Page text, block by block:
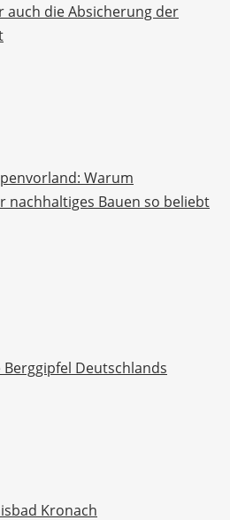
die Absicherung der
Warum
nachhaltiges Bauen so beliebt
Deutschlands
Kronach